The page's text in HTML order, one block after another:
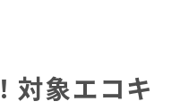
対象エコキ